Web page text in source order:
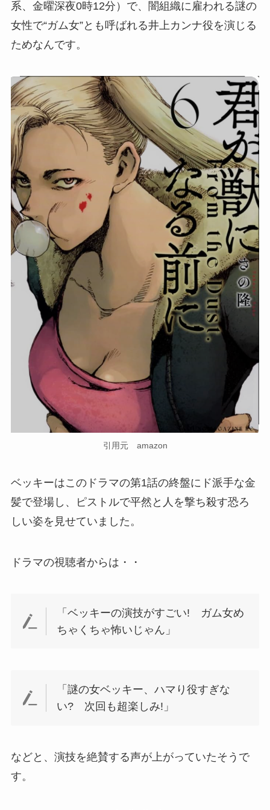
系、金曜深夜0時12分）で、闇組織に雇われる謎の
女性で“ガム女”とも呼ばれる井上カンナ役を演じる
ためなんです。
引用元 amazon
ベッキーはこのドラマの第1話の終盤にド派手な金
髪で登場し、ピストルで平然と人を撃ち殺す恐ろ
しい姿を見せていました。
ドラマの視聴者からは・・
「ベッキーの演技がすごい! ガム女め
ちゃくちゃ怖いじゃん」
「謎の女ベッキー、ハマり役すぎな
い? 次回も超楽しみ!」
などと、演技を絶賛する声が上がっていたそうで
す。